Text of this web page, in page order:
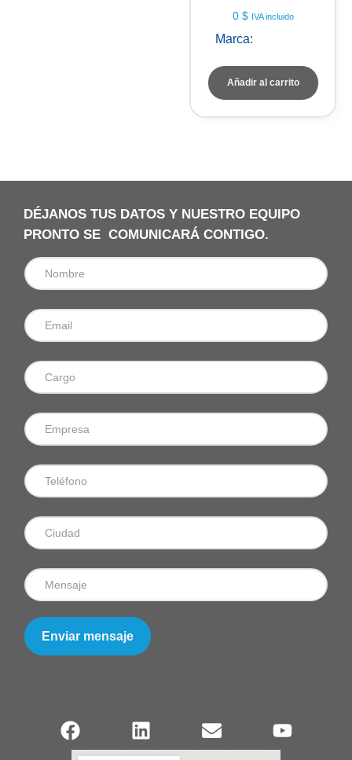
0 $ IVA incluido
Marca:
Añadir al carrito
DÉJANOS TUS DATOS Y NUESTRO EQUIPO
PRONTO SE COMUNICARÁ CONTIGO.